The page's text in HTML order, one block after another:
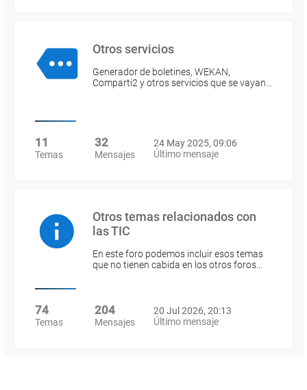
Otros servicios
Generador de boletines, WEKAN,
Comparti2 y otros servicios que se vayan…
11
Temas
32
Mensajes
24 May 2025, 09:06
Último mensaje
Otros temas relacionados con
las TIC
En este foro podemos incluir esos temas
que no tienen cabida en los otros foros…
74
Temas
204
Mensajes
20 Jul 2026, 20:13
Último mensaje